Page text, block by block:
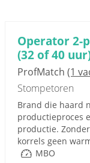
Operator 2-
(32 of 40
ProfMatch (1
Stompetoren
Brand die haard
productieproces
productie.
korrels geen
MBO